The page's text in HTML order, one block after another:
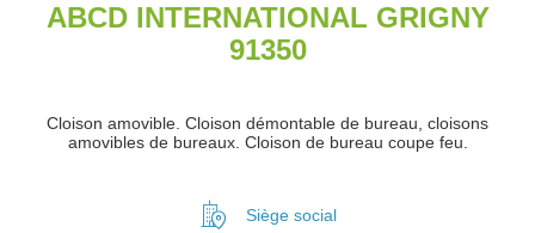
ABCD INTERNATIONAL GRIGNY
91350
Cloison amovible. Cloison démontable de bureau, cloisons
amovibles de bureaux. Cloison de bureau coupe feu.
Siège social